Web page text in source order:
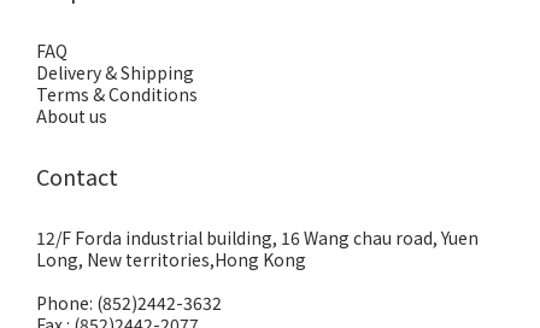
FAQ
Delivery & Shipping
Terms & Conditions
About us
Contact
12/F Forda industrial building, 16 Wang chau road, Yuen
Long, New territories,Hong Kong
Phone: (852)2442-3632